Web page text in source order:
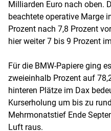
Milliarden Euro nach oben.
beachtete operative Marge
Prozent nach 7,8 Prozent
hier weiter 7 bis 9 Prozent
Für die BMW-Papiere ging
zweieinhalb Prozent auf
hinteren Plätze im Dax
Kurserholung um bis zu
Mehrmonatstief Ende
Luft raus.